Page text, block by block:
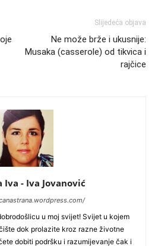
Slijedeća objava
Ne može brže i ukusnije:
Musaka (casserole) od tikvica i
rajčice
Iva - Iva Jovanović
u moj svijet! Svijet u kojem
dok prolazite kroz razne životne
dobiti podršku i razumijevanje čak i